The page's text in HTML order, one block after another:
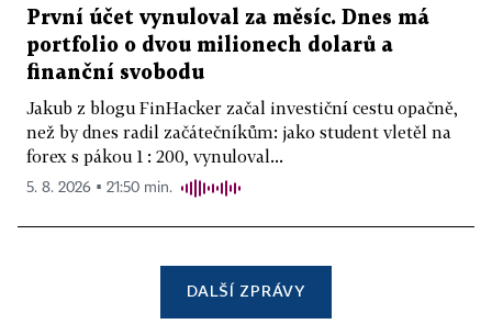
První účet vynuloval za měsíc. Dnes má
portfolio o dvou milionech dolarů a
finanční svobodu
Jakub z blogu FinHacker začal investiční cestu opačně,
než by dnes radil začátečníkům: jako student vletěl na
forex s pákou 1 : 200, vynuloval...
5. 8. 2026 ▪ 21:50 min.
DALŠÍ ZPRÁVY